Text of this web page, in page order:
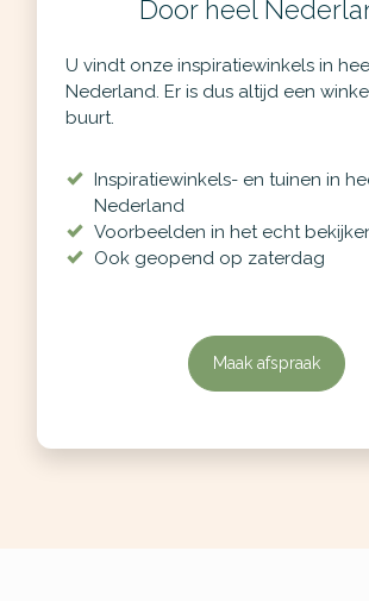
Door heel
U vindt onze inspiratiewinkels in
Nederland. Er is dus altijd een
buurt.
Inspiratiewinkels- en tuinen in
Nederland
Voorbeelden in het echt
Ook geopend op zaterdag
Maak afspraak